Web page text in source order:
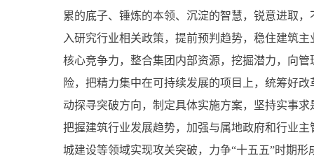
累的底子、锤炼的本领、沉淀的智慧，锐意进取
入研究行业相关政策，提前预判趋势，稳住建筑
核心竞争力，整合集团内部资源，挖掘潜力，向
险，把精力集中在可持续发展的项目上，统筹好
动探寻突破方向，制定具体实施方案，坚持实事
把握建筑行业发展趋势，加强与属地政府和行业
城建设等领域实现攻关突破，力争“十五五”时期